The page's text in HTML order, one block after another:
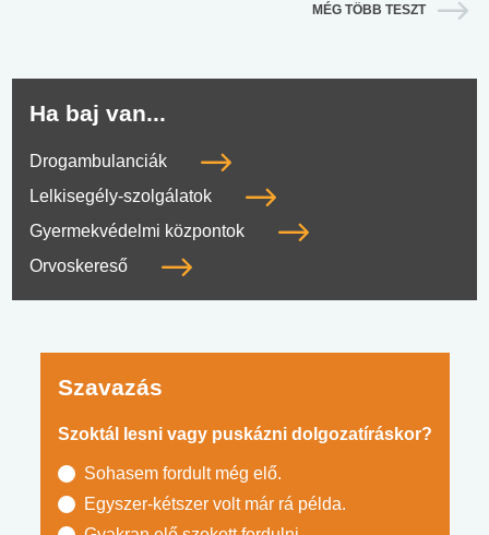
MÉG TÖBB TESZT
Ha baj van...
Drogambulanciák
Lelkisegély-szolgálatok
Gyermekvédelmi központok
Orvoskereső
Szavazás
Szoktál lesni vagy puskázni dolgozatíráskor?
Sohasem fordult még elő.
Egyszer-kétszer volt már rá példa.